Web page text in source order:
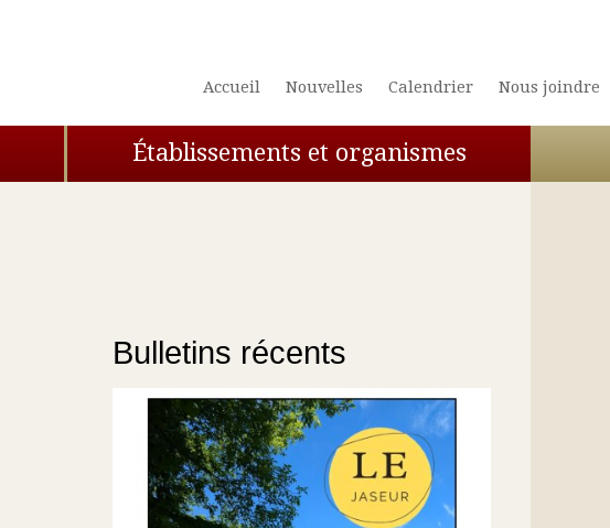
Accueil Nouvelles Calendrier Nous joindre
Établissements et organismes
Bulletins récents